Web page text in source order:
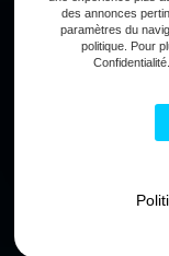
des annonces
paramètres du
politique. Pour